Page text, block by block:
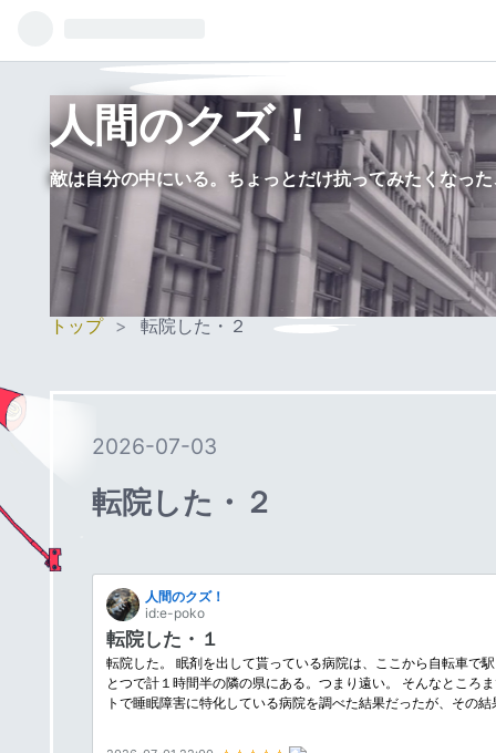
人間のクズ！
敵は自分の中にいる。ちょっとだけ抗ってみたくなっ
トップ > 転院した・２
2026-07-03
転院した・２